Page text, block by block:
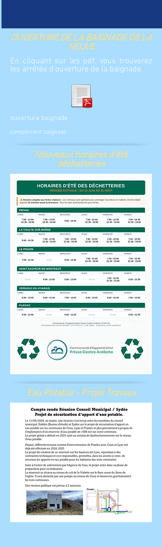
OUVERTURE DE LA BAIGNADE DE LA
NEUVE
En cliquant sur les pdf, vous trouverez
les arrêtés d'ouverture de la baignade.
ouverture baignade
complément baignade
Nouveaux horaires d'été
déchetteries
Eau Potable - Projet Travaux